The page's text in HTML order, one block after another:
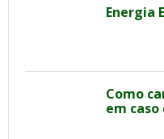
Energia
Como
em